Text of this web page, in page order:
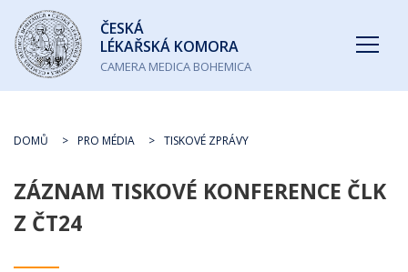
Česká
lékařská
komora
ČESKÁ
LÉKAŘSKÁ KOMORA
CAMERA MEDICA BOHEMICA
DOMŮ PRO MÉDIA TISKOVÉ ZPRÁVY
ZÁZNAM TISKOVÉ KONFERENCE ČLK
Z ČT24